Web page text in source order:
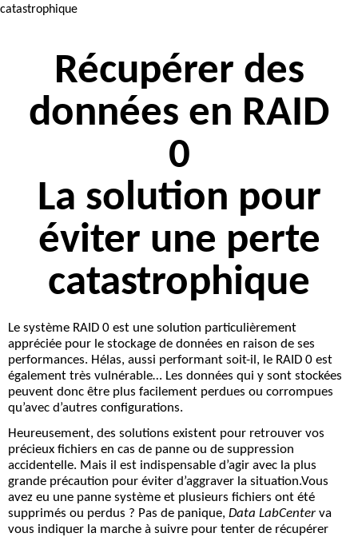
catastrophique
Récupérer des
données en RAID
0
La solution pour
éviter une perte
catastrophique
Le système RAID 0 est une solution particulièrement
appréciée pour le stockage de données en raison de ses
performances. Hélas, aussi performant soit-il, le RAID 0 est
également très vulnérable… Les données qui y sont stockées
peuvent donc être plus facilement perdues ou corrompues
qu’avec d’autres configurations.
Heureusement, des solutions existent pour retrouver vos
précieux fichiers en cas de panne ou de suppression
accidentelle. Mais il est indispensable d’agir avec la plus
grande précaution pour éviter d’aggraver la situation.Vous
avez eu une panne système et plusieurs fichiers ont été
supprimés ou perdus ? Pas de panique, Data LabCenter va
vous indiquer la marche à suivre pour tenter de récupérer